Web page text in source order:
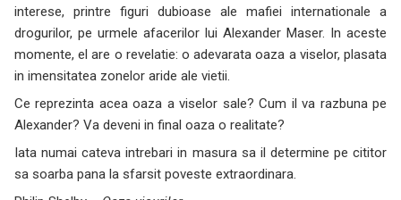
interese, printre figuri dubioase ale mafiei internationale a
drogurilor, pe urmele afacerilor lui Alexander Maser. In aceste
momente, el are o revelatie: o adevarata oaza a viselor, plasata
in imensitatea zonelor aride ale vietii.
Ce reprezinta acea oaza a viselor sale? Cum il va razbuna pe
Alexander? Va deveni in final oaza o realitate?
Iata numai cateva intrebari in masura sa il determine pe cititor
sa soarba pana la sfarsit poveste extraordinara.